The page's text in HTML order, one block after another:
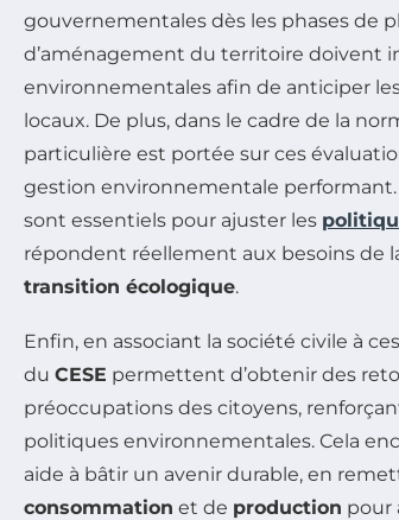
gouvernementales dès les phases de
d’aménagement du territoire doivent
environnementales afin de anticiper
locaux. De plus, dans le cadre de la
particulière est portée sur ces
gestion environnementale
sont essentiels pour ajuster les
répondent réellement aux besoins de
transition écologique.
Enfin, en associant la société civile à
du CESE permettent d’obtenir des
préoccupations des citoyens,
politiques environnementales. Cela
aide à bâtir un avenir durable, en
consommation et de production pour